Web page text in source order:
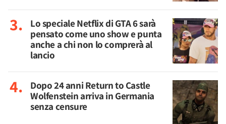
Lo speciale Netflix di GTA 6 sarà
pensato come uno show e punta
anche a chi non lo comprerà al
lancio
Dopo 24 anni Return to Castle
Wolfenstein arriva in Germania
senza censure